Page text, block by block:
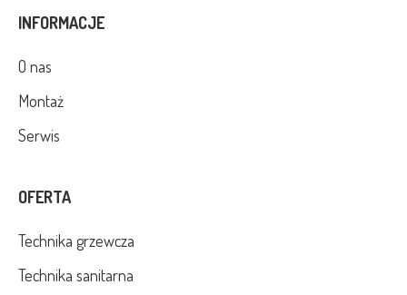
INFORMACJE
O nas
Montaż
Serwis
OFERTA
Technika grzewcza
Technika sanitarna